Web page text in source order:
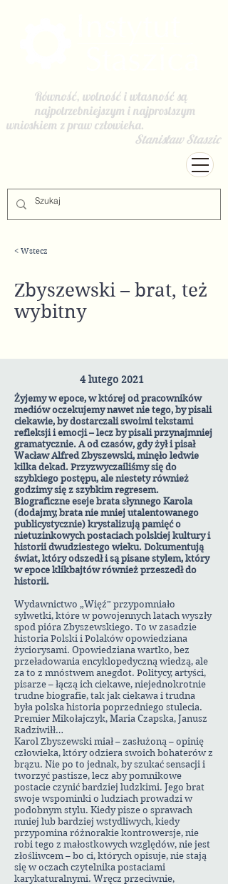
Równość, wolność i własność są
najpotrzebniejszym i najprostszym
wnioskiem z praw człowieka.
Stanisław Staszic
< Wstecz
Zbyszewski – brat, też
wybitny
4 lutego 2021
Żyjemy w epoce, w której od pracowników
mediów oczekujemy nawet nie tego, by pisali
ciekawie, by dostarczali swoimi tekstami
refleksji i emocji – lecz by pisali przynajmniej
gramatycznie. A od czasów, gdy żył i pisał
Wacław Alfred Zbyszewski, minęło ledwie
kilka dekad. Przyzwyczailiśmy się do
szybkiego postępu, ale niestety również
godzimy się z szybkim regresem.
Biograficzne eseje brata słynnego Karola
(dodajmy, brata nie mniej utalentowanego
publicystycznie) krystalizują pamięć o
nietuzinkowych postaciach polskiej kultury i
historii dwudziestego wieku. Dokumentują
świat, który odszedł i są pisane stylem, który
w epoce klikbajtów również przeszedł do
historii.
Wydawnictwo „Więź” przypomniało
sylwetki, które w powojennych latach wyszły
spod pióra Zbyszewskiego. To w zasadzie
historia Polski i Polaków opowiedziana
życiorysami. Opowiedziana wartko, bez
przeładowania encyklopedyczną wiedzą, ale
za to z mnóstwem anegdot. Politycy, artyści,
pisarze – łączą ich ciekawe, niejednokrotnie
trudne biografie, tak jak ciekawa i trudna
była polska historia poprzedniego stulecia.
Premier Mikołajczyk, Maria Czapska, Janusz
Radziwiłł…
Karol Zbyszewski miał – zasłużoną – opinię
człowieka, który odziera swoich bohaterów z
brązu. Nie po to jednak, by szukać sensacji i
tworzyć pastisze, lecz aby pomnikowe
postacie czynić bardziej ludzkimi. Jego brat
swoje wspominki o ludziach prowadzi w
podobnym stylu. Kiedy pisze o sprawach
mniej lub bardziej wstydliwych, kiedy
przypomina różnorakie kontrowersje, nie
robi tego z małostkowych względów, nie jest
złośliwcem – bo ci, których opisuje, nie stają
się w oczach czytelnika postaciami
karykaturalnymi. Wręcz przeciwnie,